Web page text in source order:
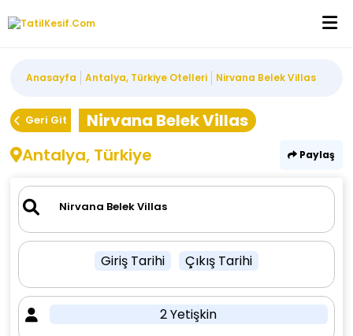
Anasayfa Antalya, Türkiye Otelleri Nirvana Belek Villas
Geri Git
Nirvana Belek Villas
Antalya, Türkiye
Paylaş
Giriş Tarihi Çıkış Tarihi
2 Yetişkin